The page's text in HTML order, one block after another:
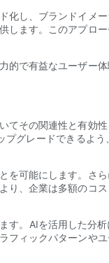
化し、ブランドイメ
します。このアプロ
的で有益なユーザー
てその関連性と有効
グレードできるよ
を可能にします。さ
り、企業は多額のコ
す。AIを活用した分
フィックパターンや